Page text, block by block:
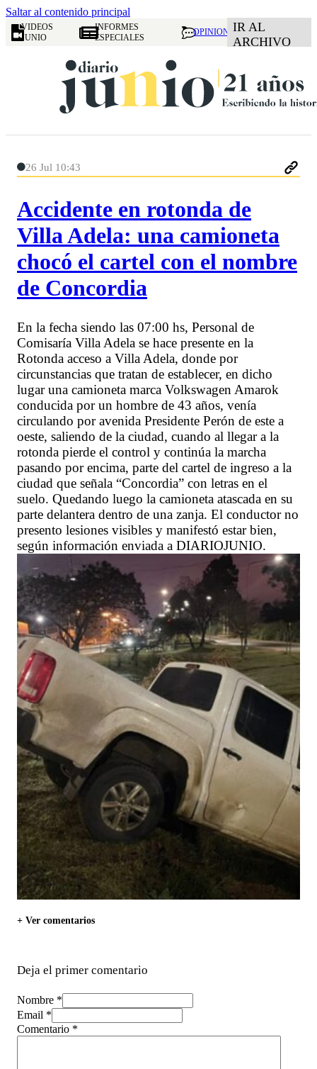
Saltar al contenido principal
VIDEOS
JUNIO
INFORMES
ESPECIALES
OPINION IR AL
ARCHIVO
26 Jul 10:43
Accidente en rotonda de
Villa Adela: una camioneta
chocó el cartel con el nombre
de Concordia
En la fecha siendo las 07:00 hs, Personal de
Comisaría Villa Adela se hace presente en la
Rotonda acceso a Villa Adela, donde por
circunstancias que tratan de establecer, en dicho
lugar una camioneta marca Volkswagen Amarok
conducida por un hombre de 43 años, venía
circulando por avenida Presidente Perón de este a
oeste, saliendo de la ciudad, cuando al llegar a la
rotonda pierde el control y continúa la marcha
pasando por encima, parte del cartel de ingreso a la
ciudad que señala “Concordia” con letras en el
suelo. Quedando luego la camioneta atascada en su
parte delantera dentro de una zanja. El conductor no
presento lesiones visibles y manifestó estar bien,
según información enviada a DIARIOJUNIO.
+ Ver comentarios
Deja el primer comentario
Nombre *
Email *
Comentario *